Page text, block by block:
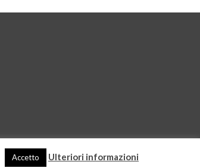
Accetto Ulteriori informazioni